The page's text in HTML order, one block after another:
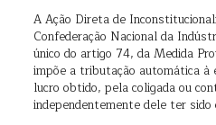
A Ação Direta de
Confederação Nacional da
único do artigo 74, da Medida
impõe a tributação automática à
lucro obtido, pela coligada ou
independentemente dele ter